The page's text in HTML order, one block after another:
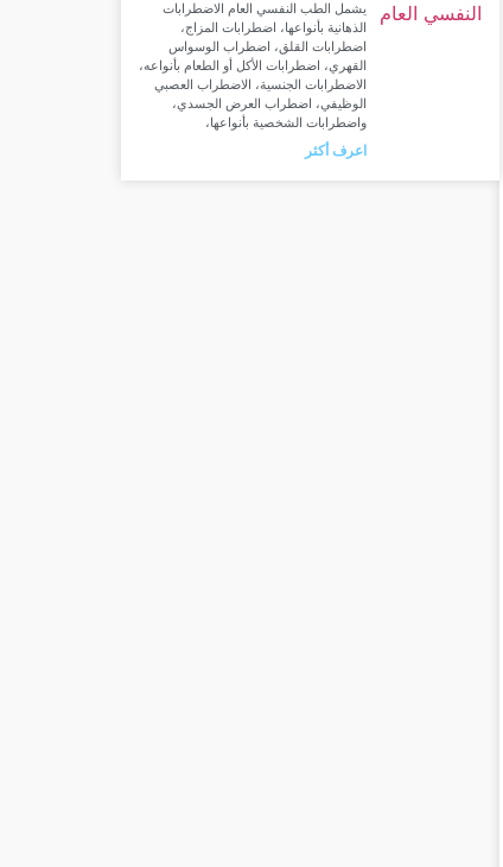
يشمل الطب النفسي العام الاضطرابات
الذهانية بأنواعها، اضطرابات المزاج،
اضطرابات القلق، اضطراب الوسواس
القهري، اضطرابات الأكل أو الطعام بأنواعه،
الاضطرابات الجنسية، الاضطراب العصبي
الوظيفي، اضطراب العرض الجسدي،
واضطرابات الشخصية بأنواعها،
اعرف أكثر